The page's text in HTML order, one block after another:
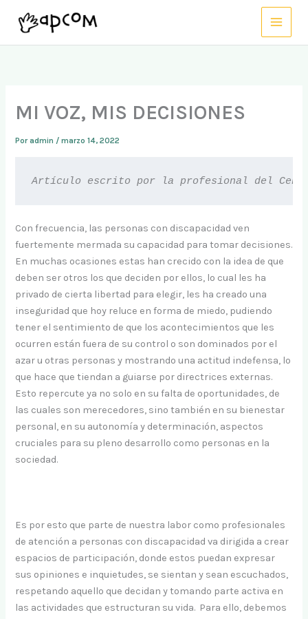
MI VOZ, MIS DECISIONES
Poradmin /marzo 14, 2022
Artículo escrito por la profesional del
Con frecuencia, las personas con discapacidad ven
fuertemente mermada su capacidad para tomar decisiones.
En muchas ocasiones estas han crecido con la idea de que
deben ser otros los que deciden por ellos, lo cual les ha
privado de cierta libertad para elegir, les ha creado una
inseguridad que hoy reluce en forma de miedo, pudiendo
tener el sentimiento de que los acontecimientos que les
ocurren están fuera de su control o son dominados por el
azar u otras personas y mostrando una actitud indefensa, lo
que hace que tiendan a guiarse por directrices externas.
Esto repercute ya no solo en su falta de oportunidades, de
las cuales son merecedores, sino también en su bienestar
personal, en su autonomía y determinación, aspectos
cruciales para su pleno desarrollo como personas en la
sociedad.
Es por esto que parte de nuestra labor como profesionales
de atención a personas con discapacidad va dirigida a crear
espacios de participación, donde estos puedan expresar
sus opiniones e inquietudes, se sientan y sean escuchados,
respetando aquello que decidan y tomando parte activa en
las actividades que estructuran su vida. Para ello, debemos